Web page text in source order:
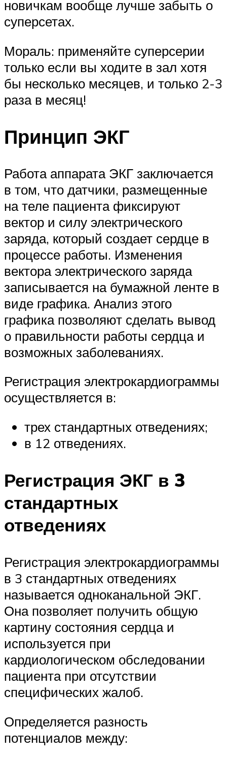
новичкам вообще лучше забыть о
суперсетах.
Мораль: применяйте суперсерии
только если вы ходите в зал хотя
бы несколько месяцев, и только 2-3
раза в месяц!
Принцип ЭКГ
Работа аппарата ЭКГ заключается
в том, что датчики, размещенные
на теле пациента фиксируют
вектор и силу электрического
заряда, который создает сердце в
процессе работы. Изменения
вектора электрического заряда
записывается на бумажной ленте в
виде графика. Анализ этого
графика позволяют сделать вывод
о правильности работы сердца и
возможных заболеваниях.
Регистрация электрокардиограммы
осуществляется в:
трех стандартных отведениях;
в 12 отведениях.
Регистрация ЭКГ в 3
стандартных
отведениях
Регистрация электрокардиограммы
в 3 стандартных отведениях
называется одноканальной ЭКГ.
Она позволяет получить общую
картину состояния сердца и
используется при
кардиологическом обследовании
пациента при отсутствии
специфических жалоб.
Определяется разность
потенциалов между: